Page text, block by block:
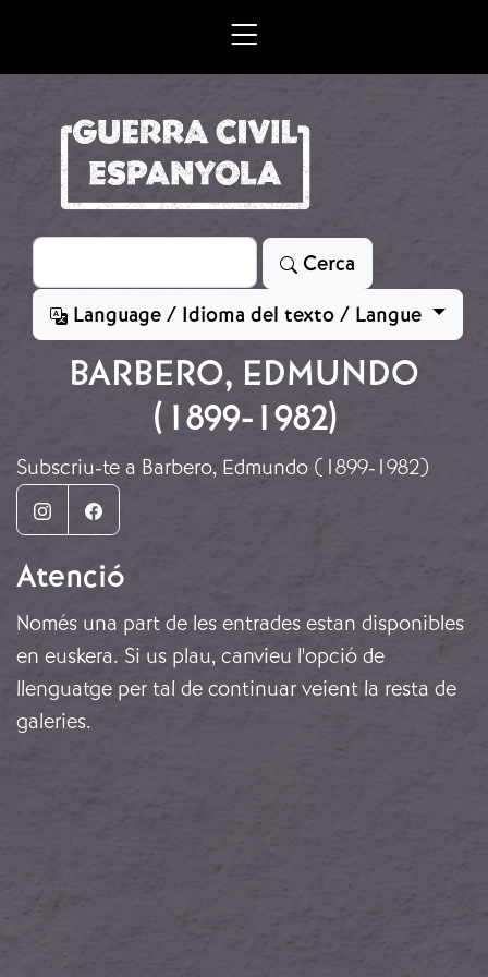
Cerca
Cerca
Language / Idioma del texto / Langue
BARBERO, EDMUNDO
(1899-1982)
Subscriu-te a Barbero, Edmundo (1899-1982)
InstagramFacebook
Atenció
Només una part de les entrades estan disponibles
en euskera. Si us plau, canvieu l'opció de
llenguatge per tal de continuar veient la resta de
galeries.